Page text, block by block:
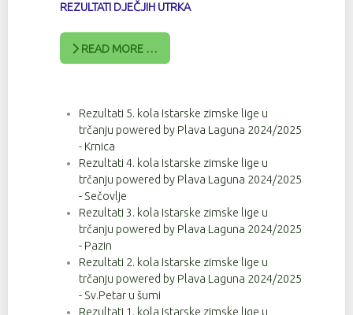
REZULTATI DJEČJIH UTRKA
READ MORE …
Rezultati 5. kola Istarske zimske lige u
trčanju powered by Plava Laguna 2024/2025
- Krnica
Rezultati 4. kola Istarske zimske lige u
trčanju powered by Plava Laguna 2024/2025
- Sečovlje
Rezultati 3. kola Istarske zimske lige u
trčanju powered by Plava Laguna 2024/2025
- Pazin
Rezultati 2. kola Istarske zimske lige u
trčanju powered by Plava Laguna 2024/2025
- Sv.Petar u šumi
Rezultati 1. kola Istarske zimske lige u